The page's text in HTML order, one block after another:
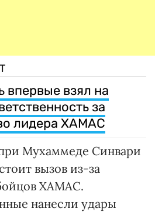
впервые взял на
за
лидера ХАМАС
Мухаммеде Синвари
вызов из-за
ХАМАС.
нанесли удары